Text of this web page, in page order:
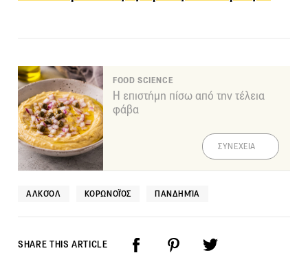
FOOD SCIENCE
Η επιστήμη πίσω από την τέλεια
φάβα
ΣΥΝΕΧΕΙΑ
ΑΛΚΟΌΛ ΚΟΡΩΝΟΪΌΣ ΠΑΝΔΗΜΊΑ
SHARE THIS ARTICLE